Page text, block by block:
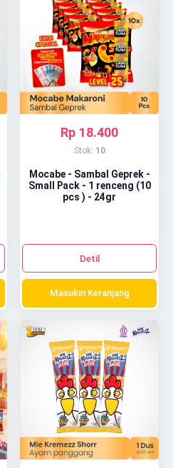
Rp 18.400
Stok: 10
Mocabe - Sambal Geprek -
Small Pack - 1 renceng (10
pcs ) - 24gr
Detil
Masukin Keranjang